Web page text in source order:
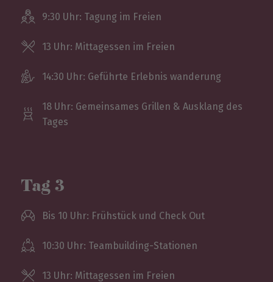
9:30 Uhr: Tagung im Freien
13 Uhr: Mittagessen im Freien
14:30 Uhr: Geführte Erlebnis­ wanderung
18 Uhr: Gemeinsames Grillen & Ausklang des
Tages
Tag 3
Bis 10 Uhr: Frühstück und Check Out
10:30 Uhr: Teambuilding-Stationen
13 Uhr: Mittagessen im Freien